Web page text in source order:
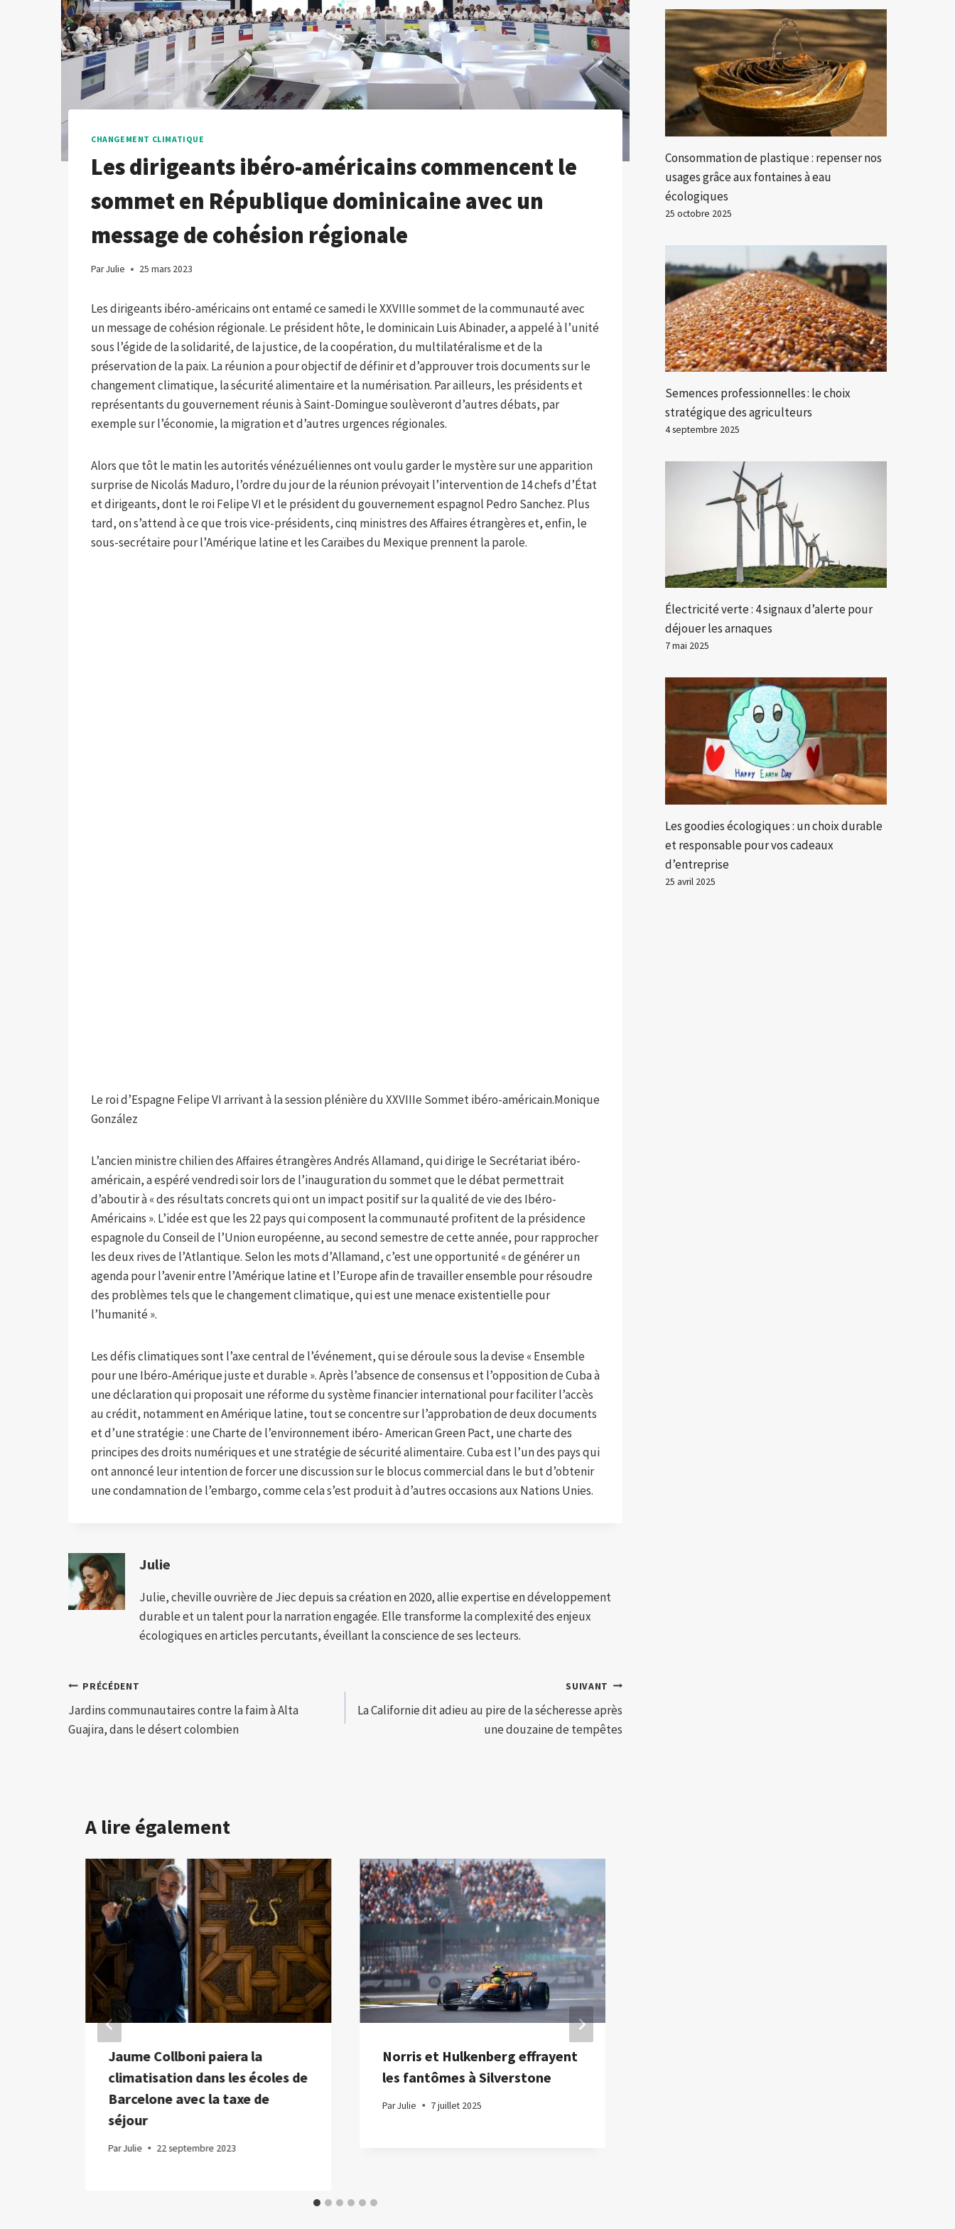
CHANGEMENT CLIMATIQUE
Les dirigeants ibéro-américains commencent le
sommet en République dominicaine avec un
message de cohésion régionale
ParJulie 25 mars 2023
Les dirigeants ibéro-américains ont entamé ce samedi le XXVIIIe sommet de la communauté avec
un message de cohésion régionale. Le président hôte, le dominicain Luis Abinader, a appelé à l’unité
sous l’égide de la solidarité, de la justice, de la coopération, du multilatéralisme et de la
préservation de la paix. La réunion a pour objectif de définir et d’approuver trois documents sur le
changement climatique, la sécurité alimentaire et la numérisation. Par ailleurs, les présidents et
représentants du gouvernement réunis à Saint-Domingue soulèveront d’autres débats, par
exemple sur l’économie, la migration et d’autres urgences régionales.
Alors que tôt le matin les autorités vénézuéliennes ont voulu garder le mystère sur une apparition
surprise de Nicolás Maduro, l’ordre du jour de la réunion prévoyait l’intervention de 14 chefs d’État
et dirigeants, dont le roi Felipe VI et le président du gouvernement espagnol Pedro Sanchez. Plus
tard, on s’attend à ce que trois vice-présidents, cinq ministres des Affaires étrangères et, enfin, le
sous-secrétaire pour l’Amérique latine et les Caraïbes du Mexique prennent la parole.
Le roi d’Espagne Felipe VI arrivant à la session plénière du XXVIIIe Sommet ibéro-américain.Monique
González
L’ancien ministre chilien des Affaires étrangères Andrés Allamand, qui dirige le Secrétariat ibéro-
américain, a espéré vendredi soir lors de l’inauguration du sommet que le débat permettrait
d’aboutir à « des résultats concrets qui ont un impact positif sur la qualité de vie des Ibéro-
Américains ». L’idée est que les 22 pays qui composent la communauté profitent de la présidence
espagnole du Conseil de l’Union européenne, au second semestre de cette année, pour rapprocher
les deux rives de l’Atlantique. Selon les mots d’Allamand, c’est une opportunité « de générer un
agenda pour l’avenir entre l’Amérique latine et l’Europe afin de travailler ensemble pour résoudre
des problèmes tels que le changement climatique, qui est une menace existentielle pour
l’humanité ».
Les défis climatiques sont l’axe central de l’événement, qui se déroule sous la devise « Ensemble
pour une Ibéro-Amérique juste et durable ». Après l’absence de consensus et l’opposition de Cuba à
une déclaration qui proposait une réforme du système financier international pour faciliter l’accès
au crédit, notamment en Amérique latine, tout se concentre sur l’approbation de deux documents
et d’une stratégie : une Charte de l’environnement ibéro- American Green Pact, une charte des
principes des droits numériques et une stratégie de sécurité alimentaire. Cuba est l’un des pays qui
ont annoncé leur intention de forcer une discussion sur le blocus commercial dans le but d’obtenir
une condamnation de l’embargo, comme cela s’est produit à d’autres occasions aux Nations Unies.
Julie
Julie, cheville ouvrière de Jiec depuis sa création en 2020, allie expertise en développement
durable et un talent pour la narration engagée. Elle transforme la complexité des enjeux
écologiques en articles percutants, éveillant la conscience de ses lecteurs.
Navigation
de
PRÉCÉDENT
Jardins communautaires contre la faim à Alta
Guajira, dans le désert colombien
SUIVANT
La Californie dit adieu au pire de la sécheresse après
une douzaine de tempêtes
A lire également
Jaume Collboni paiera la
climatisation dans les écoles de
Barcelone avec la taxe de
séjour
ParJulie 22 septembre 2023
Norris et Hulkenberg effrayent
les fantômes à Silverstone
ParJulie 7 juillet 2025
Consommation de plastique : repenser nos
usages grâce aux fontaines à eau
écologiques
25 octobre 2025
Semences professionnelles : le choix
stratégique des agriculteurs
4 septembre 2025
Électricité verte : 4 signaux d’alerte pour
déjouer les arnaques
7 mai 2025
Les goodies écologiques : un choix durable
et responsable pour vos cadeaux
d’entreprise
25 avril 2025